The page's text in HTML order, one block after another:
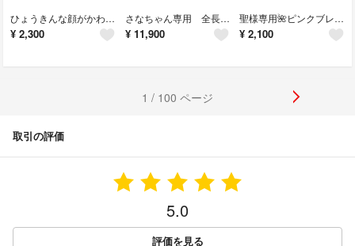
ひょうきんな顔がかわいい❣️12✖️18cm激レア『上海激カワ大ぶりチャーム』🩷友人上海社長お嬢様やんちゃん私物✨上海大ぶりチャーム
¥ 2,300
さなちゃん専用 全長10cm✨大繁盛したお店の頂き物 友人の名古屋社長からの頂き物✨大繁盛七福神
¥ 11,900
聖様専用🌺ピンクブレス✨友人のモデル上海社長お嬢様私物🩷やんちゃんの梵字刻印ブレス
¥ 2,100
1 / 100 ページ
取引の評価
5.0
評価を見る